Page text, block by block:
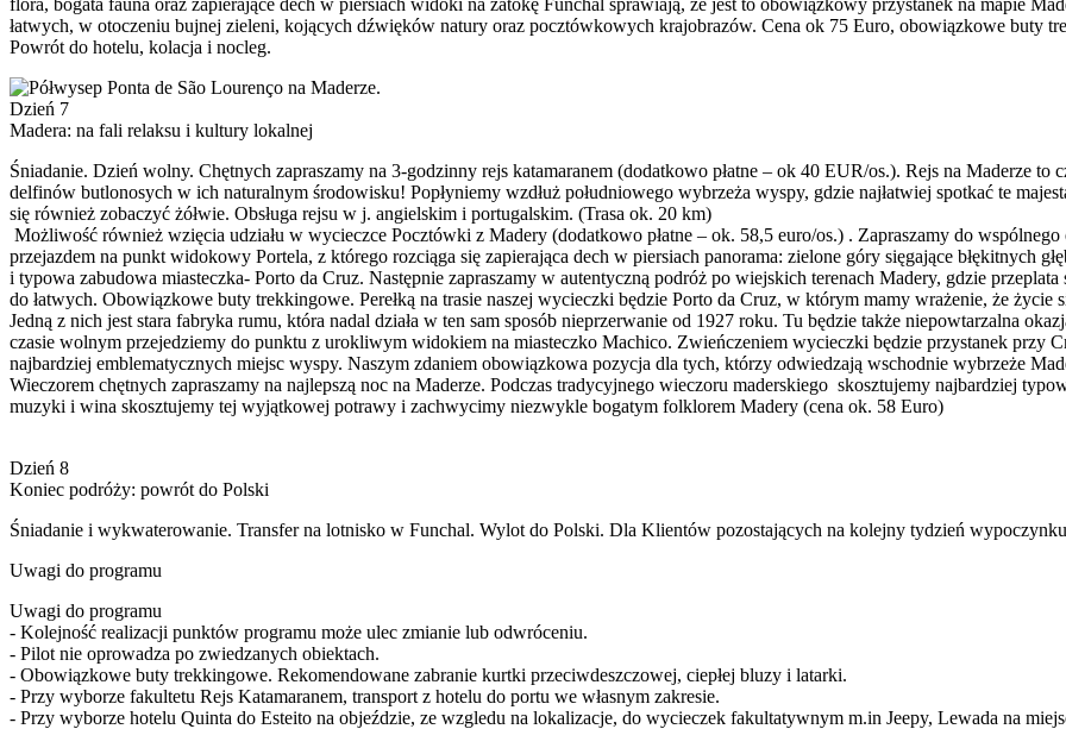
flora, bogata fauna oraz zapierające dech w piersiach widoki na zatokę Funchal sprawiają, że jest to obowiązkowy przystanek na mapie
łatwych, w otoczeniu bujnej zieleni, kojących dźwięków natury oraz pocztówkowych krajobrazów. Cena ok 75 Euro, obowiązkowe buty
Powrót do hotelu, kolacja i nocleg.
Dzień 7
Madera: na fali relaksu i kultury lokalnej
Śniadanie. Dzień wolny. Chętnych zapraszamy na 3-godzinny rejs katamaranem (dodatkowo płatne – ok 40 EUR/os.). Rejs na Maderze
delfinów butlonosych w ich naturalnym środowisku! Popłyniemy wzdłuż południowego wybrzeża wyspy, gdzie najłatwiej spotkać te
się również zobaczyć żółwie. Obsługa rejsu w j. angielskim i portugalskim. (Trasa ok. 20 km)
Możliwość również wzięcia udziału w wycieczce Pocztówki z Madery (dodatkowo płatne – ok. 58,5 euro/os.) . Zapraszamy do
przejazdem na punkt widokowy Portela, z którego rozciąga się zapierająca dech w piersiach panorama: zielone góry sięgające błękitnych
i typowa zabudowa miasteczka- Porto da Cruz. Następnie zapraszamy w autentyczną podróż po wiejskich terenach Madery, gdzie
do łatwych. Obowiązkowe buty trekkingowe. Perełką na trasie naszej wycieczki będzie Porto da Cruz, w którym mamy wrażenie, że
Jedną z nich jest stara fabryka rumu, która nadal działa w ten sam sposób nieprzerwanie od ​​1927 roku. Tu będzie także niepowtarzalna
czasie wolnym przejedziemy do punktu z urokliwym widokiem na miasteczko Machico. Zwieńczeniem wycieczki będzie przystanek przy
najbardziej emblematycznych miejsc wyspy. Naszym zdaniem obowiązkowa pozycja dla tych, którzy odwiedzają wschodnie wybrzeże
Wieczorem chętnych zapraszamy na najlepszą noc na Maderze. Podczas tradycyjnego wieczoru maderskiego skosztujemy najbardziej
muzyki i wina skosztujemy tej wyjątkowej potrawy i zachwycimy niezwykle bogatym folklorem Madery (cena ok. 58 Euro)
Dzień 8
Koniec podróży: powrót do Polski
Śniadanie i wykwaterowanie. Transfer na lotnisko w Funchal. Wylot do Polski. Dla Klientów pozostających na kolejny tydzień
Uwagi do programu
Uwagi do programu
- Kolejność realizacji punktów programu może ulec zmianie lub odwróceniu.
- Pilot nie oprowadza po zwiedzanych obiektach.
- Obowiązkowe buty trekkingowe. Rekomendowane zabranie kurtki przeciwdeszczowej, ciepłej bluzy i latarki.
- Przy wyborze fakultetu Rejs Katamaranem, transport z hotelu do portu we własnym zakresie.
- Przy wyborze hotelu Quinta do Esteito na objeździe, ze wzgledu na lokalizacje, do wycieczek fakultatywnym m.in Jeepy, Lewada na